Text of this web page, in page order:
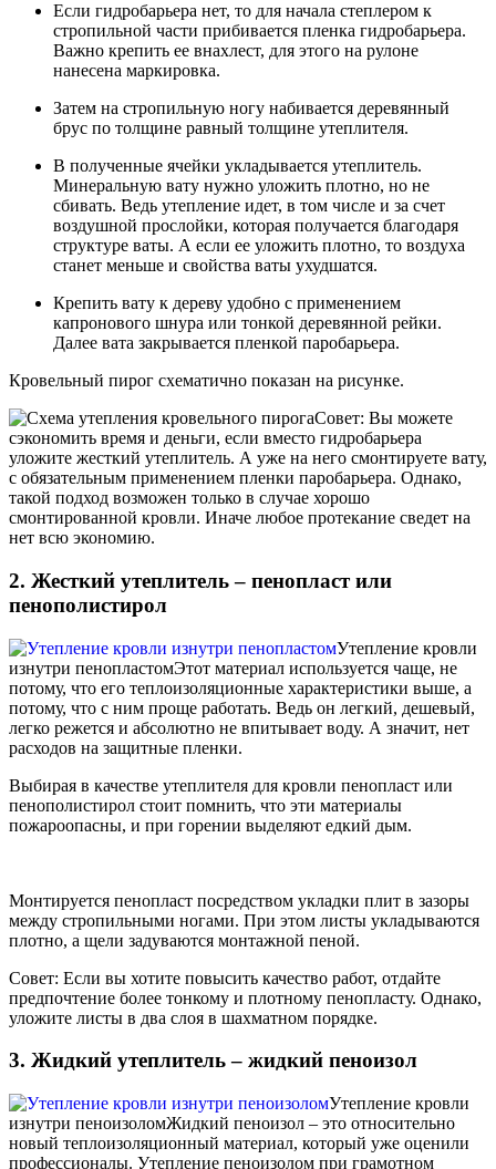
Если гидробарьера нет, то для начала степлером к
стропильной части прибивается пленка гидробарьера.
Важно крепить ее внахлест, для этого на рулоне
нанесена маркировка.
Затем на стропильную ногу набивается деревянный
брус по толщине равный толщине утеплителя.
В полученные ячейки укладывается утеплитель.
Минеральную вату нужно уложить плотно, но не
сбивать. Ведь утепление идет, в том числе и за счет
воздушной прослойки, которая получается благодаря
структуре ваты. А если ее уложить плотно, то воздуха
станет меньше и свойства ваты ухудшатся.
Крепить вату к дереву удобно с применением
капронового шнура или тонкой деревянной рейки.
Далее вата закрывается пленкой паробарьера.
Кровельный пирог схематично показан на рисунке.
Совет: Вы можете
сэкономить время и деньги, если вместо гидробарьера
уложите жесткий утеплитель. А уже на него смонтируете вату,
с обязательным применением пленки паробарьера. Однако,
такой подход возможен только в случае хорошо
смонтированной кровли. Иначе любое протекание сведет на
нет всю экономию.
2. Жесткий утеплитель – пенопласт или
пенополистирол
Утепление кровли
изнутри пенопластомЭтот материал используется чаще, не
потому, что его теплоизоляционные характеристики выше, а
потому, что с ним проще работать. Ведь он легкий, дешевый,
легко режется и абсолютно не впитывает воду. А значит, нет
расходов на защитные пленки.
Выбирая в качестве утеплителя для кровли пенопласт или
пенополистирол стоит помнить, что эти материалы
пожароопасны, и при горении выделяют едкий дым.
Монтируется пенопласт посредством укладки плит в зазоры
между стропильными ногами. При этом листы укладываются
плотно, а щели задуваются монтажной пеной.
Совет: Если вы хотите повысить качество работ, отдайте
предпочтение более тонкому и плотному пенопласту. Однако,
уложите листы в два слоя в шахматном порядке.
3. Жидкий утеплитель – жидкий пеноизол
Утепление кровли
изнутри пеноизоломЖидкий пеноизол – это относительно
новый теплоизоляционный материал, который уже оценили
профессионалы. Утепление пеноизолом при грамотном